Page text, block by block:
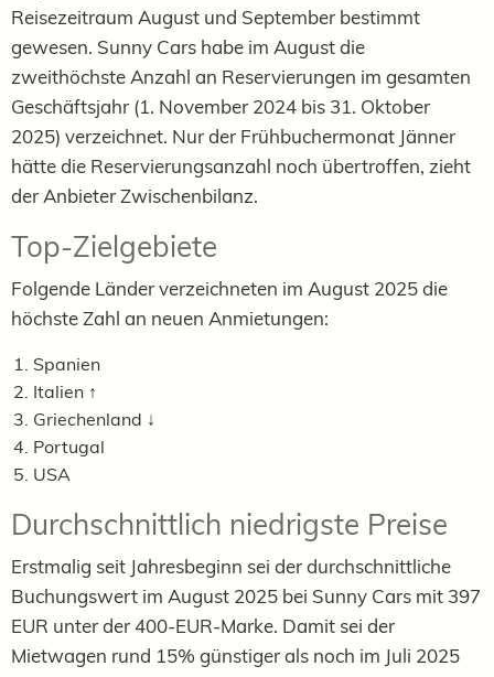
Reisezeitraum August und September bestimmt
gewesen. Sunny Cars habe im August die
zweithöchste Anzahl an Reservierungen im gesamten
Geschäftsjahr (1. November 2024 bis 31. Oktober
2025) verzeichnet. Nur der Frühbuchermonat Jänner
hätte die Reservierungsanzahl noch übertroffen, zieht
der Anbieter Zwischenbilanz.
Top-Zielgebiete
Folgende Länder verzeichneten im August 2025 die
höchste Zahl an neuen Anmietungen:
Spanien
Italien ↑
Griechenland ↓
Portugal
USA
Durchschnittlich niedrigste Preise
Erstmalig seit Jahresbeginn sei der durchschnittliche
Buchungswert im August 2025 bei Sunny Cars mit 397
EUR unter der 400-EUR-Marke. Damit sei der
Mietwagen rund 15% günstiger als noch im Juli 2025